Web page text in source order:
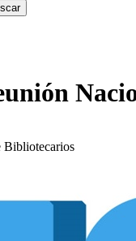
Bibliotecarios